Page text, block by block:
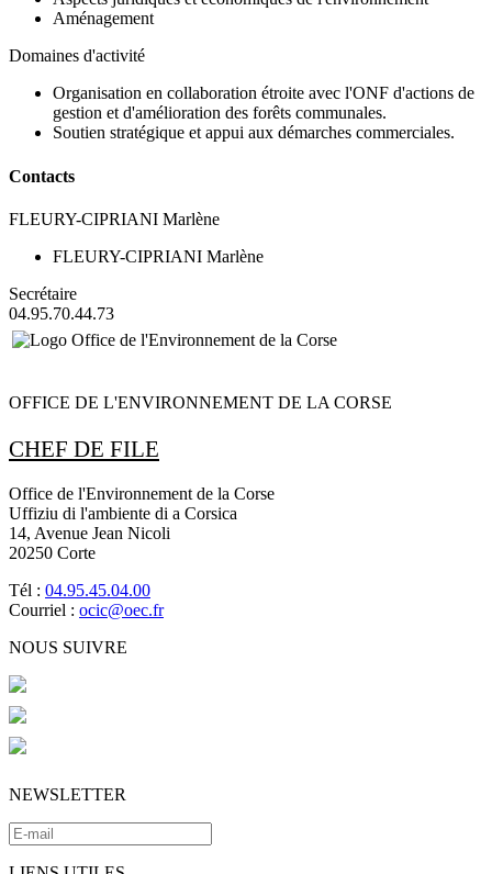
Aménagement
Domaines d'activité
Organisation en collaboration étroite avec l'ONF d'actions de
gestion et d'amélioration des forêts communales.
Soutien stratégique et appui aux démarches commerciales.
Contacts
FLEURY-CIPRIANI Marlène
FLEURY-CIPRIANI Marlène
Secrétaire
04.95.70.44.73
OFFICE DE L'ENVIRONNEMENT DE LA CORSE
CHEF DE FILE
Office de l'Environnement de la Corse
Uffiziu di l'ambiente di a Corsica
14, Avenue Jean Nicoli
20250 Corte
Tél : 04.95.45.04.00
Courriel : ocic@oec.fr
NOUS SUIVRE
NEWSLETTER